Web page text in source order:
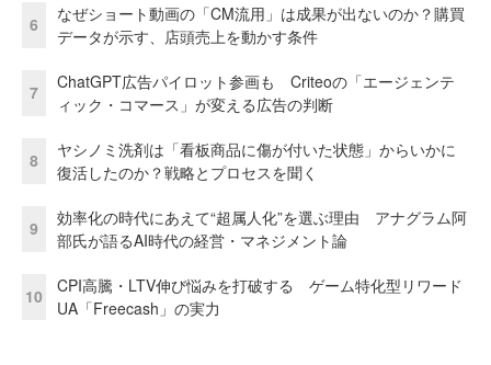
6
なぜショート動画の「CM流用」は成果が出ないのか？購買
データが示す、店頭売上を動かす条件
7
ChatGPT広告パイロット参画も Criteoの「エージェンテ
ィック・コマース」が変える広告の判断
8
ヤシノミ洗剤は「看板商品に傷が付いた状態」からいかに
復活したのか？戦略とプロセスを聞く
9
効率化の時代にあえて“超属人化”を選ぶ理由 アナグラム阿
部氏が語るAI時代の経営・マネジメント論
10
CPI高騰・LTV伸び悩みを打破する ゲーム特化型リワード
UA「Freecash」の実力